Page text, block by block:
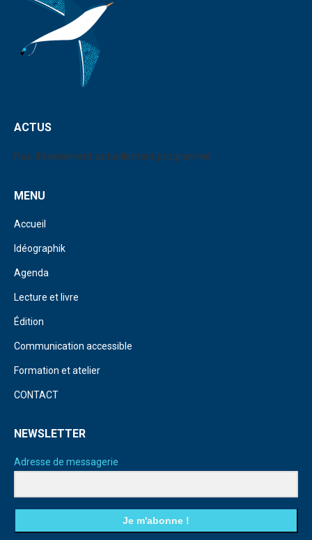
ACTUS
Pas d'événement actuellement programmé.
MENU
Accueil
Idéographik
Agenda
Lecture et livre
Édition
Communication accessible
Formation et atelier
CONTACT
NEWSLETTER
Adresse de messagerie
Je m'abonne !